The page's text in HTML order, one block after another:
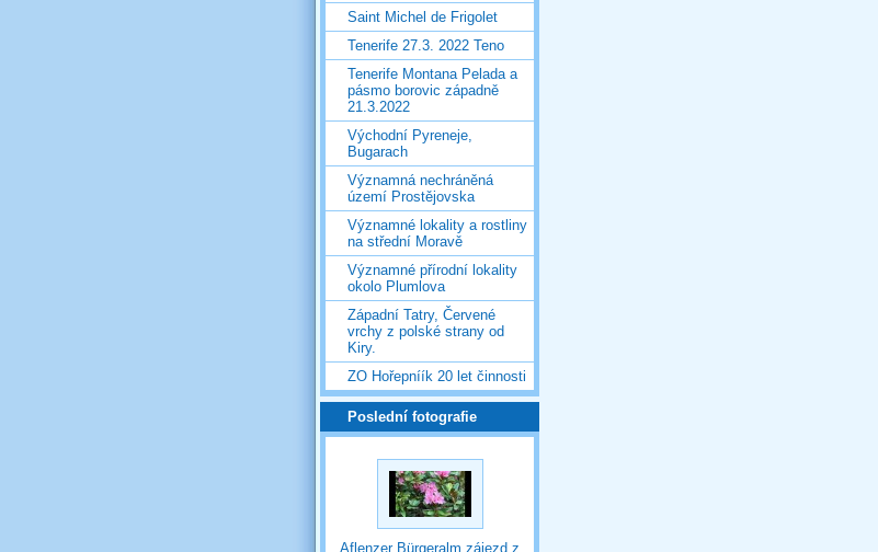
Saint Michel de Frigolet
Tenerife 27.3. 2022 Teno
Tenerife Montana Pelada a
pásmo borovic západně
21.3.2022
Východní Pyreneje,
Bugarach
Významná nechráněná
území Prostějovska
Významné lokality a rostliny
na střední Moravě
Významné přírodní lokality
okolo Plumlova
Západní Tatry, Červené
vrchy z polské strany od
Kiry.
ZO Hořepníík 20 let činnosti
Poslední fotografie
Aflenzer Bürgeralm zájezd z